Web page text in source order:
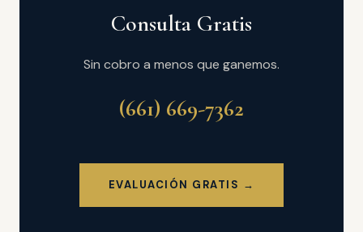
Consulta Gratis
Sin cobro a menos que ganemos.
(661) 669-7362
EVALUACIÓN GRATIS →